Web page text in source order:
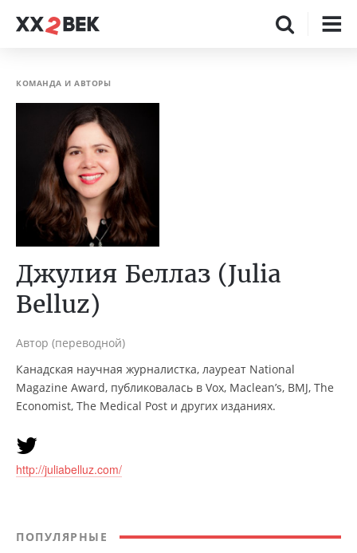
КОМАНДА И АВТОРЫ
Джулия Беллаз (Julia
Belluz)
Автор (переводной)
Канадская научная журналистка, лауреат National
Magazine Award, публиковалась в Vox, Maclean’s, BMJ, The
Economist, The Medical Post и других изданиях.
http://juliabelluz.com/
ПОПУЛЯРНЫЕ